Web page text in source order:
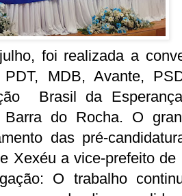
foi realizada a
PDT, MDB, Avante,
Brasil da
do Rocha. O
das pré-
Xexéu a vice-prefeito de
O trabalho